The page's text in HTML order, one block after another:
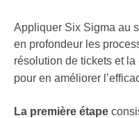
Appliquer Six Sigma au
en profondeur les
résolution de tickets et la
pour en améliorer
La première étape